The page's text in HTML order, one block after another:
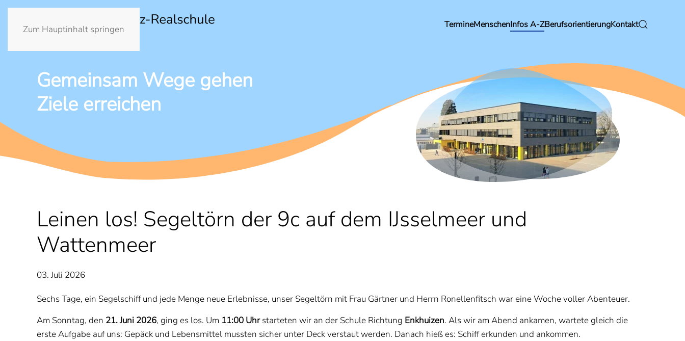
Zum Hauptinhalt springen TermineMenschenInfos A-ZBerufsorientierungKontakt
Gemeinsam Wege gehen
Ziele erreichen
Leinen los! Segeltörn der 9c auf dem IJsselmeer und
Wattenmeer
03. Juli 2026
Sechs Tage, ein Segelschiff und jede Menge neue Erlebnisse, unser Segeltörn mit Frau Gärtner und Herrn Ronellenfitsch war eine Woche voller Abenteuer.
Am Sonntag, den 21. Juni 2026, ging es los. Um 11:00 Uhrstarteten wir an der Schule Richtung Enkhuizen. Als wir am Abend ankamen, wartete gleich die
erste Aufgabe auf uns: Gepäck und Lebensmittel mussten sicher unter Deck verstaut werden. Danach hieß es: Schiff erkunden und ankommen.